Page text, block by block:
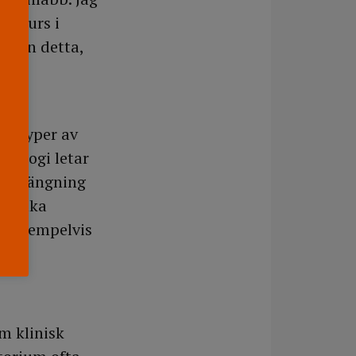
kurs i
än detta,
typer av
letar
vilka
exempelvis
klinisk